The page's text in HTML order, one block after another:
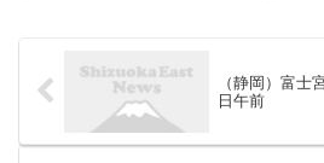
およそ8,200万円あま...
（静岡）富士
日午前